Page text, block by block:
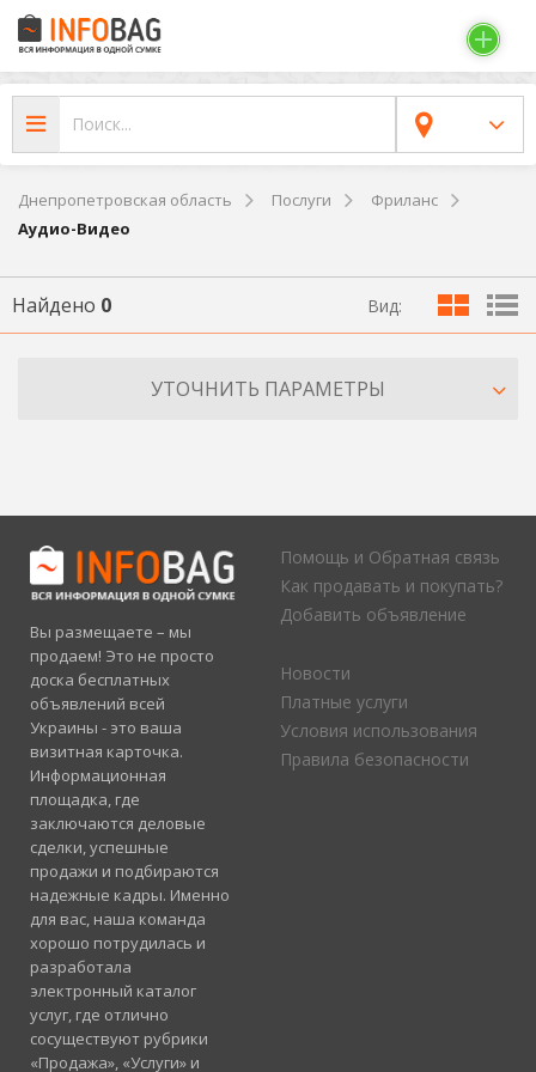
Днепропетровская область Послуги
Фриланс
Аудио-Видео
Найдено 0 Вид:
УТОЧНИТЬ ПАРАМЕТРЫ
Вы размещаете – мы
продаем! Это не просто
доска бесплатных
объявлений всей
Украины - это ваша
визитная карточка.
Информационная
площадка, где
заключаются деловые
сделки, успешные
продажи и подбираются
надежные кадры. Именно
для вас, наша команда
хорошо потрудилась и
разработала
электронный каталог
услуг, где отлично
сосуществуют рубрики
«Продажа», «Услуги» и
Помощь и Обратная связь
Как продавать и покупать?
Добавить объявление
Новости
Платные услуги
Условия использования
Правила безопасности